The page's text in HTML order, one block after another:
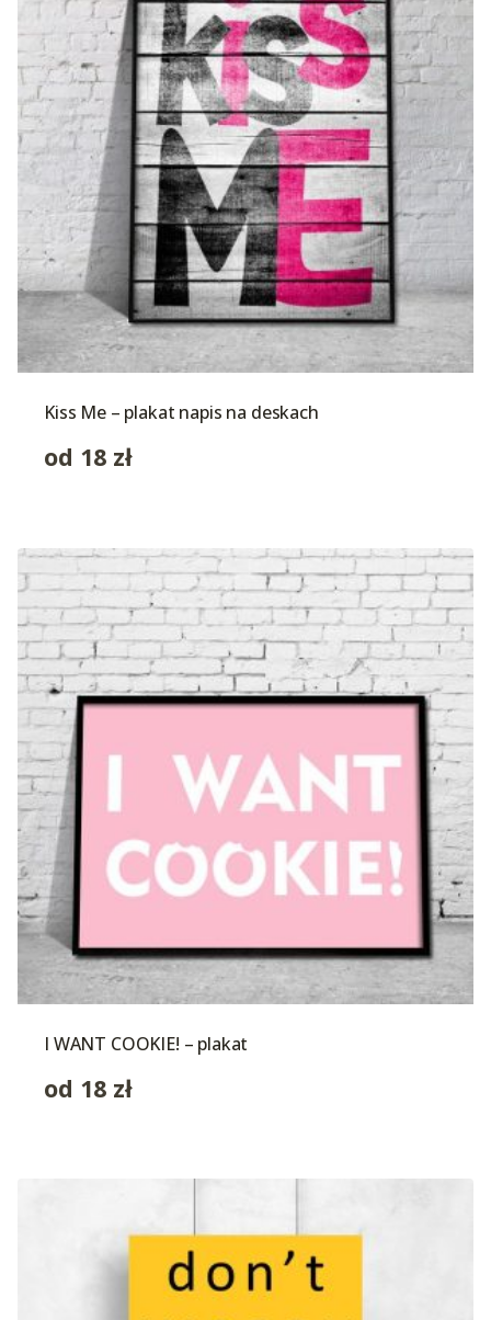
Kiss Me – plakat napis na deskach
od 18 zł
I WANT COOKIE! – plakat
od 18 zł